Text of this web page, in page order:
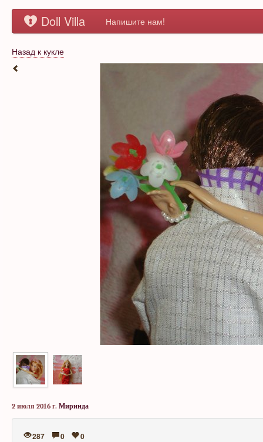
Doll Villa Напишите нам!
Назад к кукле
2 июля 2016 г. Миринда
287 0 0